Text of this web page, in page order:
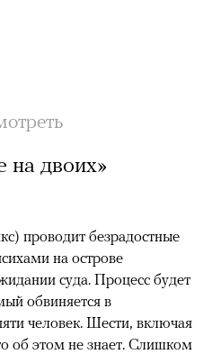
на двоих»
проводит безрадостные
на острове
суда. Процесс будет
обвиняется в
человек. Шести, включая
об этом не знает. Слишком